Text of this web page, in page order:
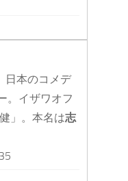
日本のコメデ
。イザワオフ
」。本名は志